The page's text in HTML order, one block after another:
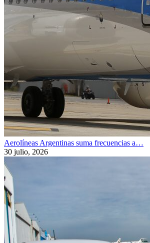
Aerolíneas Argentinas suma frecuencias a…
30 julio, 2026